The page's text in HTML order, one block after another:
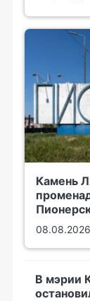
Камень
В мэрии